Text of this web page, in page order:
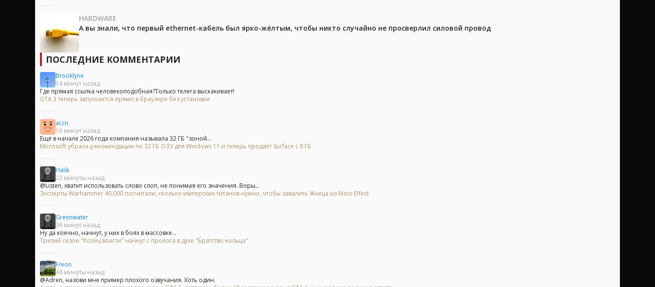
HARDWARE
А вы знали, что первый ethernet-кабель был ярко-жёлтым, чтобы никто случайно не просверлил силовой провод
ПОСЛЕДНИЕ КОММЕНТАРИИ
Brooklyne
14 минут назад
Где прямая ссылка человекоподобная?Только телега выскакивает!
GTA 3 теперь запускается прямо в браузере без установки
accn
16 минут назад
Ещё в начале 2026 года компания называла 32 ГБ "зоной...
Microsoft убрала рекомендации по 32 ГБ ОЗУ для Windows 11 и теперь продаёт Surface с 8 ГБ
Halik
22 минуты назад
@Listen, хватит использовать слово слоп, не понимая его значения. Воры...
Эксперты Warhammer 40,000 посчитали, сколько имперских титанов нужно, чтобы завалить Жнеца из Mass Effect
Greenwater
36 минут назад
Ну да коечно, начнут, у них в боях в массовке...
Третий сезон "Колец власти" начнут с пролога в духе "Братство кольца"
Freon
44 минуты назад
@Adren, назови мне пример плохого озвучания. Хоть один.